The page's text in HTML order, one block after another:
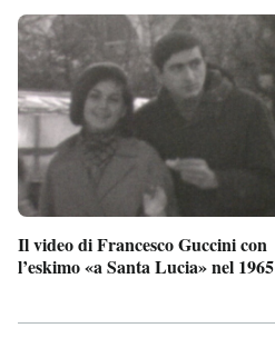
Il video di Francesco Guccini con
l’eskimo «a Santa Lucia» nel 1965